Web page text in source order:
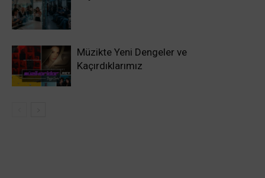
Müzikte Yeni Dengeler ve
Kaçırdıklarımız